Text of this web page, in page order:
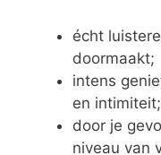
écht
doormaakt;
intens
en intimiteit;
door je
niveau van